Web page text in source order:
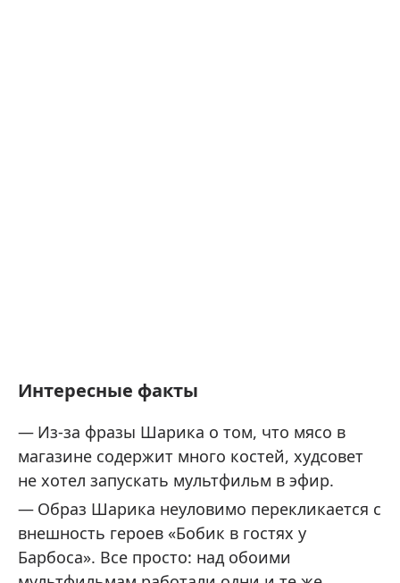
Интересные факты
Из-за фразы Шарика о том, что мясо в
магазине содержит много костей, худсовет
не хотел запускать мультфильм в эфир.
Образ Шарика неуловимо перекликается с
внешность героев «Бобик в гостях у
Барбоса». Все просто: над обоими